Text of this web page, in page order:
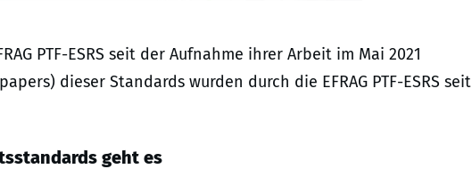
PTF-ESRS seit der Aufnahme ihrer Arbeit im Mai 2021
dieser Standards wurden durch die EFRAG PTF-ESRS seit
geht es